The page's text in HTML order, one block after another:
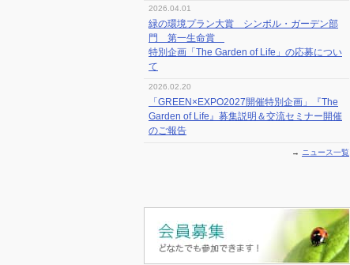
2026.04.01
緑の環境プラン大賞 シンボル・ガーデン部
門 第一生命賞
特別企画「The Garden of Life」の応募につい
て
2026.02.20
「GREEN×EXPO2027開催特別企画」『The
Garden of Life』募集説明＆交流セミナー開催
のご報告
→ ニュース一覧